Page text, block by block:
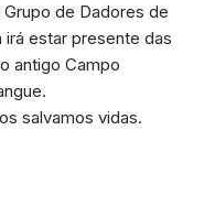
de Dadores de
irá estar presente das
antigo Campo
salvamos vidas.